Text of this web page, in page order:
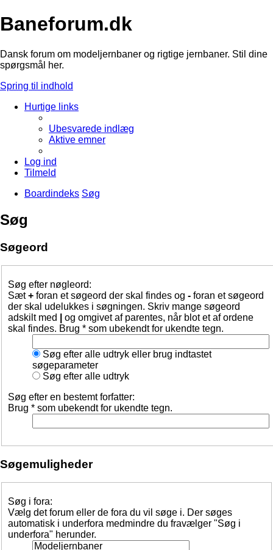
Baneforum.dk
Dansk forum om modeljernbaner og rigtige jernbaner. Stil dine
spørgsmål her.
Spring til indhold
Hurtige links
Ubesvarede indlæg
Aktive emner
Log ind
Tilmeld
Boardindeks Søg
Søg
Søgeord
Søg efter nøgleord:
Sæt+ foran et søgeord der skal findes og - foran et søgeord
der skal udelukkes i søgningen. Skriv mange søgeord
adskilt med
og omgivet af parentes, når blot et af ordene
skal findes. Brug * som ubekendt for ukendte tegn.
Søg efter alle udtryk eller brug indtastet
søgeparameter
Søg efter alle udtryk
Søg efter en bestemt forfatter:
Brug * som ubekendt for ukendte tegn.
Søgemuligheder
Søg i fora:
Vælg det forum eller de fora du vil søge i. Der søges
automatisk i underfora medmindre du fravælger "Søg i
underfora" herunder.